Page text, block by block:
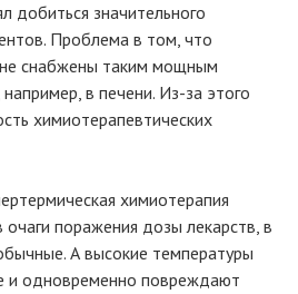
добиться значительного
Проблема в том, что
снабжены таким мощным
в печени. Из-за этого
химиотерапевтических
химиотерапия
поражения дозы лекарств, в
А высокие температуры
и одновременно повреждают